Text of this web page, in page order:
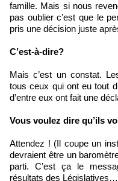
famille. Mais si nous
pas oublier c’est que le
pris une décision juste
C’est-à-dire?
Mais c’est un constat.
tous ceux qui ont eu tout
d’entre eux ont fait une
Vous voulez dire qu’ils
Attendez ! (Il coupe un
devraient être un
parti. C’est ça le
résultats des Législatives…